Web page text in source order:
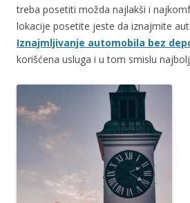
treba posetiti možda najlakši i
lokacije posetite jeste da iznajmite
Iznajmljivanje automobila bez
korišćena usluga i u tom smislu